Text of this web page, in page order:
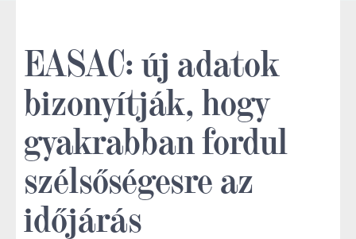
EASAC: új adatok
bizonyítják, hogy
gyakrabban fordul
szélsőségesre az
időjárás